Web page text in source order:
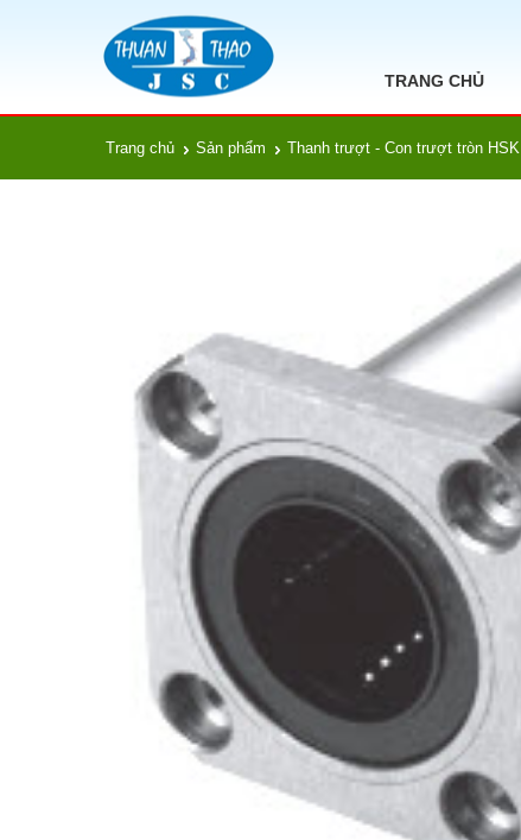
TRANG CHỦ
Trang chủ Sản phẩm Thanh trượt - Con trượt tròn HSK